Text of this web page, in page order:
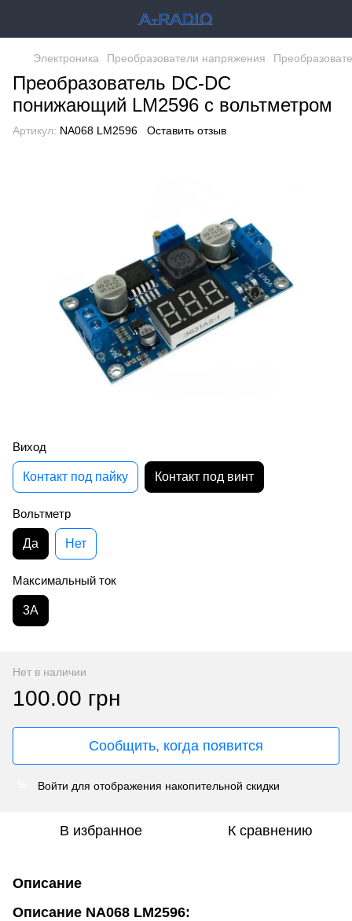
Электроника Преобразователи напряжения
Преобразователь DC-DC
понижающий LM2596 с вольтметром
Артикул: NA068 LM2596 Оставить отзыв
Виход
Контакт под пайку Контакт под винт
Вольтметр
Да Нет
Максимальный ток
3A
Нет в наличии
100.00 грн
Сообщить, когда появится
Войти для отображения накопительной скидки
В избранное К сравнению
Описание
Описание NA068 LM2596: